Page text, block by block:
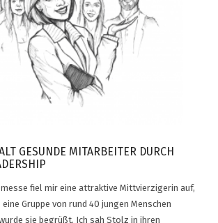
GESUNDE MITARBEITER DURCH
fiel mir eine attraktive Mittvierzigerin auf,
Gruppe von rund 40 jungen Menschen
sie begrüßt. Ich sah Stolz in ihren